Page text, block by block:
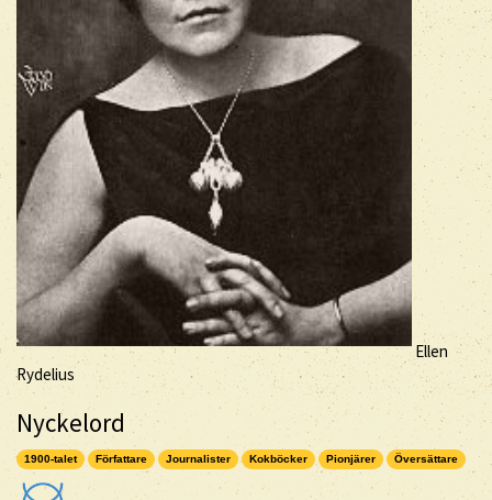
Ellen
Rydelius
Nyckelord
1900-talet Författare Journalister Kokböcker Pionjärer Översättare